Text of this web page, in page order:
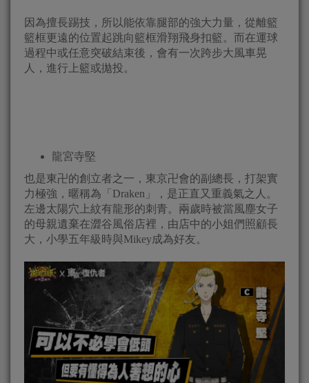
因為擅長踢技，所以能依靠腿部的強大力量，從離籃
籃框更遠的位置起跳向籃框滑翔飛身扣籃。而在運球
過程中或任意突破結束後，會有一次跨步大風車晃
人，進行上籃或拋投。
龍宮寺堅
也是東卍的創立者之一，東京卍會的副總長，打架實
力極強，暱稱為「Draken」，是正直又重義氣之人。
左邊太陽穴上紋有龍形的刺青。兩歲時被當風塵女子
的母親遺棄在澀谷風俗店裡，由店中的小姐們照顧長
大，小學五年級時與Mikey成為好友。